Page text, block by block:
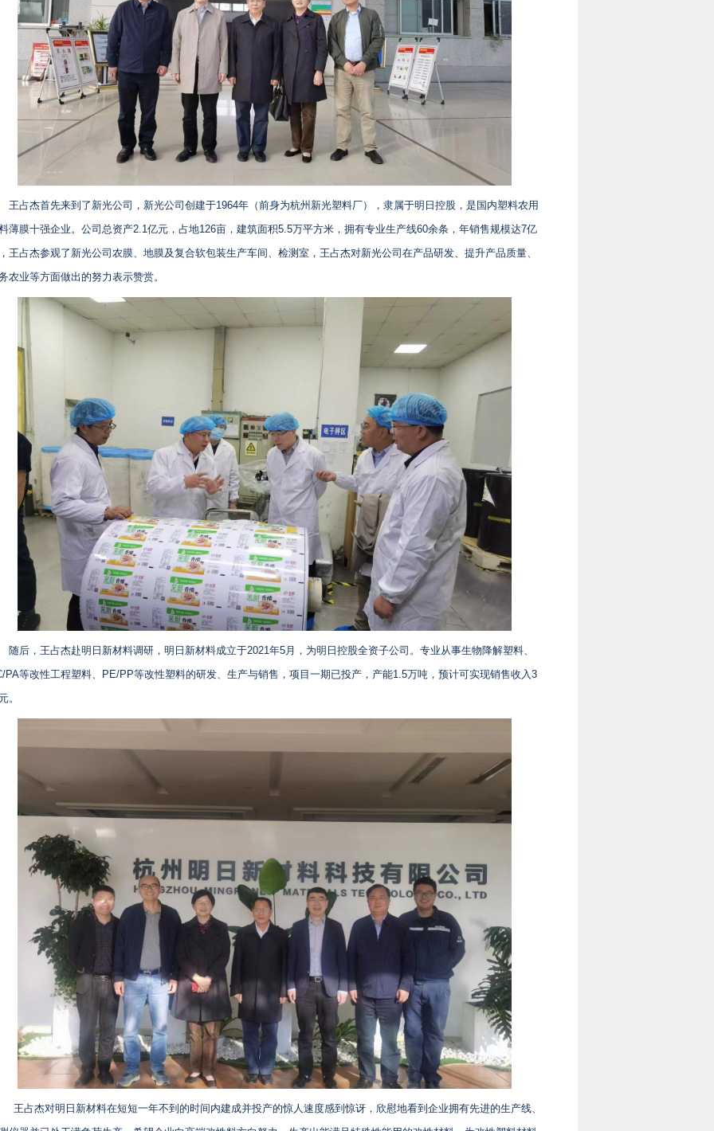
王占杰首先来到了新光公司，新光公司创建于1964年（前身为杭州新光塑料厂），隶属于明日控股，是国内塑料农用
薄膜十强企业。公司总资产2.1亿元，占地126亩，建筑面积5.5万平方米，拥有专业生产线60余条，年销售规模达7亿
王占杰参观了新光公司农膜、地膜及复合软包装生产车间、检测室，王占杰对新光公司在产品研发、提升产品质量、
农业等方面做出的努力表示赞赏。
随后，王占杰赴明日新材料调研，明日新材料成立于2021年5月，为明日控股全资子公司。专业从事生物降解塑料、
PA等改性工程塑料、PE/PP等改性塑料的研发、生产与销售，项目一期已投产，产能1.5万吨，预计可实现销售收入3
。
王占杰对明日新材料在短短一年不到的时间内建成并投产的惊人速度感到惊讶，欣慰地看到企业拥有先进的生产线、